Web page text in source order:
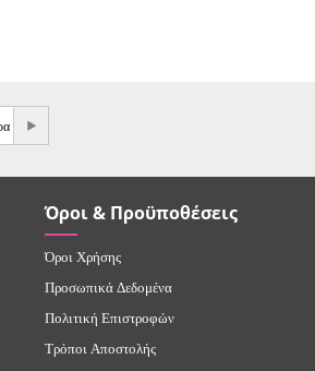
Όροι & Προϋποθέσεις
Όροι Χρήσης
Προσωπικά Δεδομένα
Πολιτική Επιστροφών
Τρόποι Αποστολής